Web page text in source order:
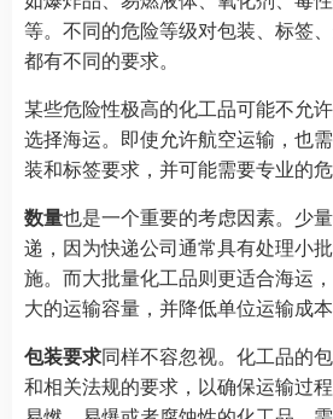
等。不同的危险等级对包装、标签
都有不同的要求。
某些危险性极高的化工品可能不允
选择海运。即使允许航空运输，也
装和标签要求，并可能需要专业的危
数量也是一个重要的考虑因素。少
递，因为快递公司通常具有处理小
施。而大批量化工品则更适合海运
大的运输容量，并降低单位运输成本
包装要求同样不容忽视。化工品的
和相关法规的要求，以确保运输过